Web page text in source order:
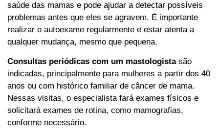
saúde das mamas e pode ajudar a detectar possíveis
problemas antes que eles se agravem. É importante
realizar o autoexame regularmente e estar atenta a
qualquer mudança, mesmo que pequena.
Consultas periódicas com um mastologistasão
indicadas, principalmente para mulheres a partir dos 40
anos ou com histórico familiar de câncer de mama.
Nessas visitas, o especialista fará exames físicos e
solicitará exames de rotina, como mamografias,
conforme necessário.